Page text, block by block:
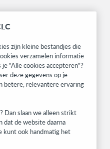
events, and much more—
zijn kleine bestandjes die
verzamelen informatie
"Alle cookies accepteren"?
deze gegevens op je
betere, relevantere ervaring
Dan slaan we alleen strikt
dat de website daarna
kunt ook handmatig het